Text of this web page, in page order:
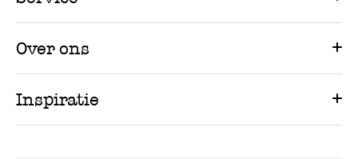
Over ons
Inspiratie